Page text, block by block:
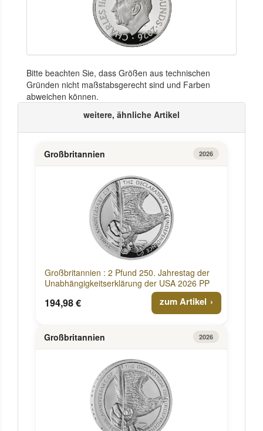
Bitte beachten Sie, dass Größen aus technischen
Gründen nicht maßstabsgerecht sind und Farben
abweichen können.
weitere, ähnliche Artikel
Großbritannien 2026
Großbritannien : 2 Pfund 250. Jahrestag der
Unabhängigkeitserklärung der USA 2026 PP
194,98 € zum Artikel
Großbritannien 2026